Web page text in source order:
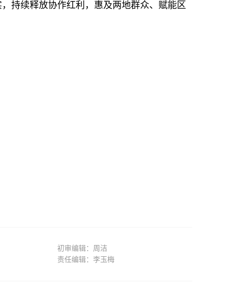
持续释放协作红利，惠及两地群众、赋能区
初审编辑：周洁
责任编辑：李玉梅